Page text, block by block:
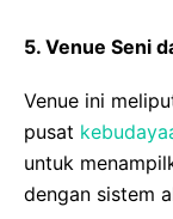
5. Venue Seni
Venue ini
pusat
untuk
dengan sistem